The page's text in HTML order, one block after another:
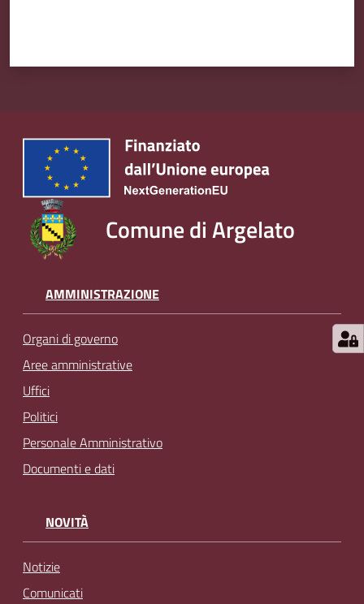
Comune di Argelato
AMMINISTRAZIONE
Organi di governo
Aree amministrative
Uffici
Politici
Personale Amministrativo
Documenti e dati
NOVITÀ
Notizie
Comunicati